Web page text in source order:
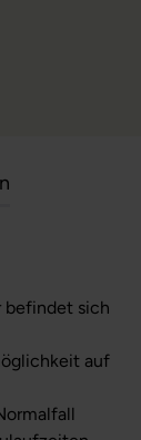
befindet sich
auf